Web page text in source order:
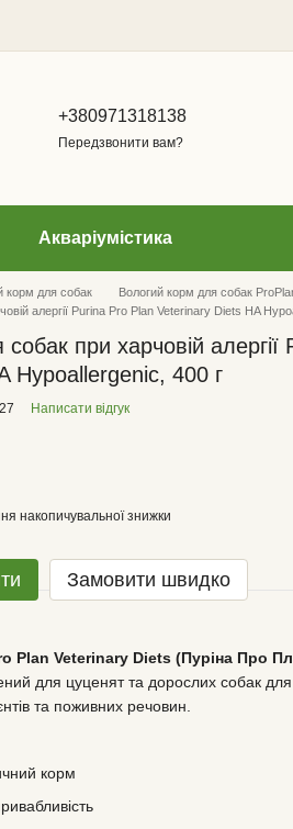
+380971318138
Передзвонити вам?
Акваріумістика
корм для собак
Вологий корм для собак
алергії Purina Pro Plan Veterinary Diets HA
при харчовій алергії
Hypoallergenic, 400 г
Написати відгук
накопичувальної знижки
Замовити швидко
Plan Veterinary Diets (Пуріна Про
для цуценят та дорослих собак
та поживних речовин.
корм